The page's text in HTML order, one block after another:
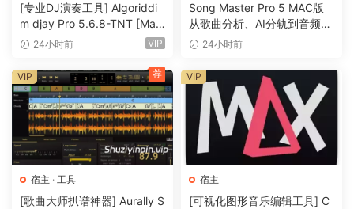
[专业DJ演奏工具] Algoriddi
m djay Pro 5.6.8-TNT [Mac
OSX]（290MB）
24小时前 VIP
Song Master Pro 5 MAC版
从歌曲分析、AI分轨到音频转
MIDI的一体化音乐工具
24小时前
宿主 · 工具
[歌曲大师扒谱神器] Aurally S
VIP 荐
宿主
[可视化图形音乐编辑工具] C
VIP